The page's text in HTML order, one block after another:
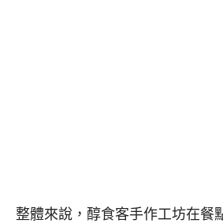
整體來說，醇食客手作工坊在餐